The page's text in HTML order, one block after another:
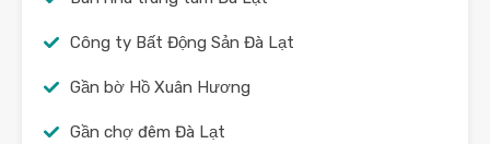
Công ty Bất Động Sản Đà Lạt
Gần bờ Hồ Xuân Hương
Gần chợ đêm Đà Lạt